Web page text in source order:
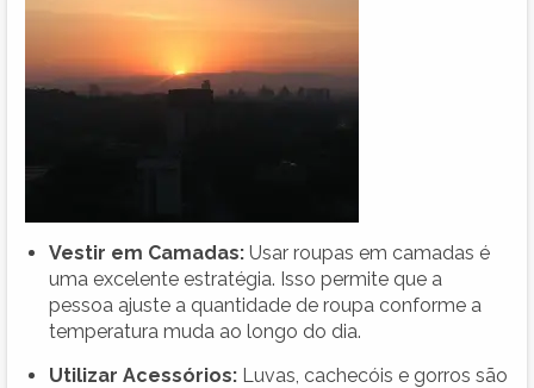
Vestir em Camadas: Usar roupas em camadas é
uma excelente estratégia. Isso permite que a
pessoa ajuste a quantidade de roupa conforme a
temperatura muda ao longo do dia.
Utilizar Acessórios: Luvas, cachecóis e gorros são